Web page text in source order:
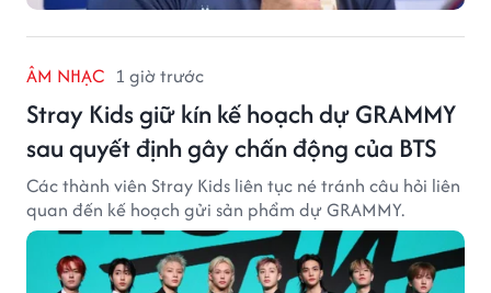
ÂM NHẠC 1 giờ trước
Stray Kids giữ kín kế hoạch dự GRAMMY
sau quyết định gây chấn động của BTS
Các thành viên Stray Kids liên tục né tránh câu hỏi liên
quan đến kế hoạch gửi sản phẩm dự GRAMMY.